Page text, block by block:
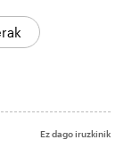
Ez dago iruzkinik